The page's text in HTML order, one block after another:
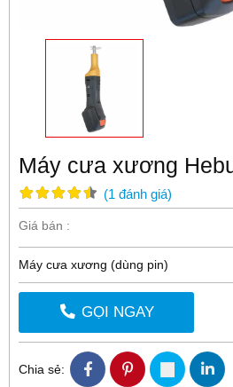
Máy cưa xương
(1 đánh giá)
Giá bán :
Máy cưa xương (dùng pin)
GỌI NGAY
Chia sẻ: